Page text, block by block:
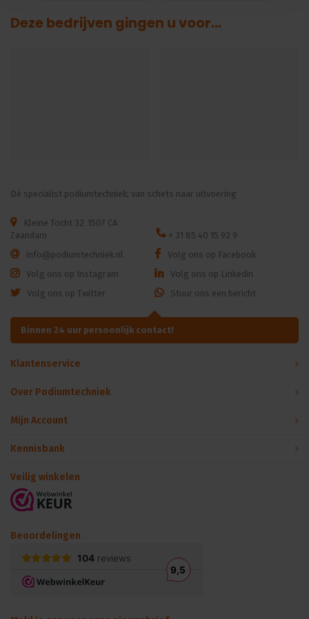
Deze bedrijven gingen u voor...
Dé specialist podiumtechniek; van schets naar uitvoering
Kleine Tocht 32 1507 CA
Zaandam
+ 31 85 40 15 92 9
info@podiumtechniek.nl
Volg ons op Facebook
Volg ons op Instagram
Volg ons op Linkedin
Volg ons op Twitter
Stuur ons een bericht
Binnen 24 uur persoonlijk contact!
Klantenservice
Over Podiumtechniek
Mijn Account
Kennisbank
Veilig winkelen
Beoordelingen